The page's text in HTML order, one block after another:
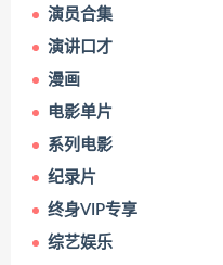
演员合集
演讲口才
漫画
电影单片
系列电影
纪录片
终身VIP专享
综艺娱乐